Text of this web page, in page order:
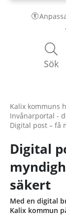
Sök
Kalix kommuns
Invånarportal -
Digital post – få
Digital
säkert
Med en digital
Kalix kommun